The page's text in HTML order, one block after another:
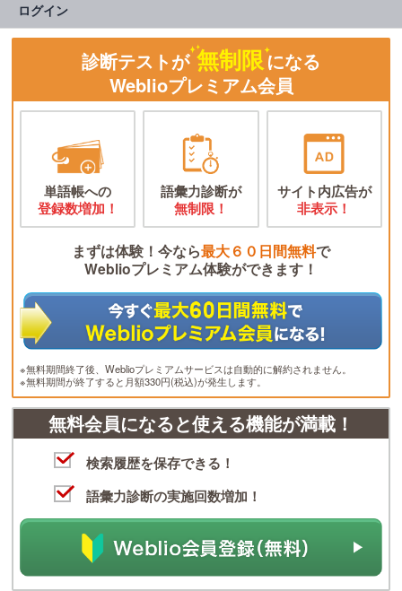
ログイン
診断テストが 無制限になる
Weblioプレミアム会員
単語帳への
登録数増加！
語彙力診断が
無制限！
サイト内広告が
非表示！
まずは体験！今なら最大６０日間無料で
Weblioプレミアム体験ができます！
※無料期間終了後、Weblioプレミアムサービスは自動的に解約されません。
※無料期間が終了すると月額330円(税込)が発生します。
無料会員になると使える機能が満載！
検索履歴を保存できる！
語彙力診断の実施回数増加！